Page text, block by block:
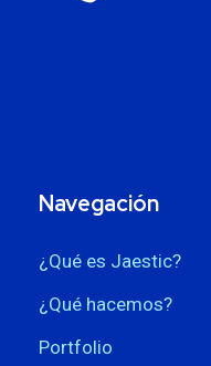
Navegación
¿Qué es Jaestic?
¿Qué hacemos?
Portfolio